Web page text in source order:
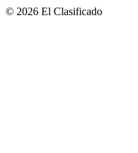
© 2026 El Clasificado